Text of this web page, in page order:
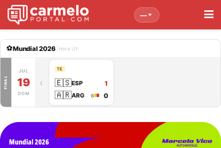
—
⚽Mundial 2026 Hora UY
FINAL
JUL
19
DOM
‹
19
TE
🇪🇸ESP 1
🇦🇷ARG 6 0